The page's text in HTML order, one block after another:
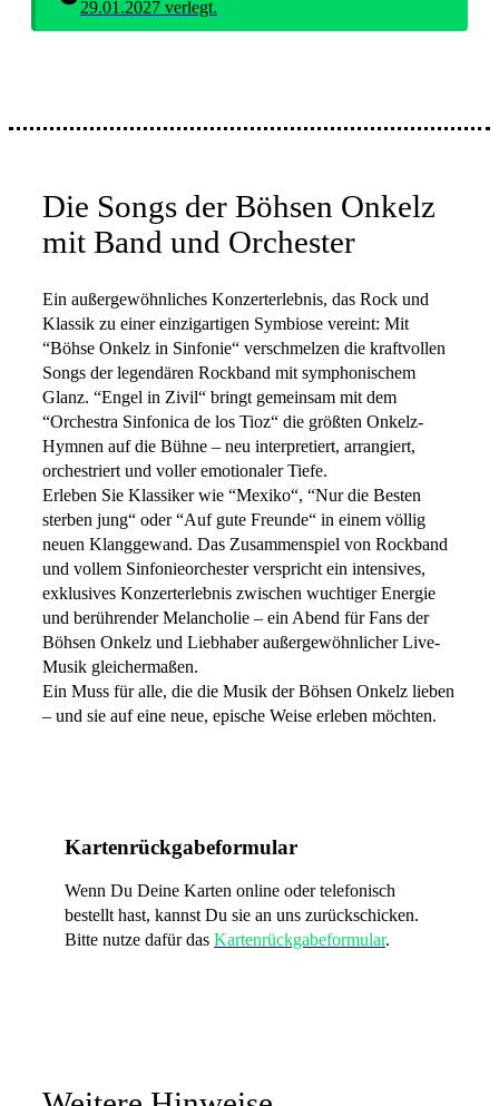
29.01.2027 verlegt.
Die Songs der Böhsen Onkelz
mit Band und Orchester
Ein außergewöhnliches Konzerterlebnis, das Rock und
Klassik zu einer einzigartigen Symbiose vereint: Mit
“Böhse Onkelz in Sinfonie“ verschmelzen die kraftvollen
Songs der legendären Rockband mit symphonischem
Glanz. “Engel in Zivil“ bringt gemeinsam mit dem
“Orchestra Sinfonica de los Tioz“ die größten Onkelz-
Hymnen auf die Bühne – neu interpretiert, arrangiert,
orchestriert und voller emotionaler Tiefe.
Erleben Sie Klassiker wie “Mexiko“, “Nur die Besten
sterben jung“ oder “Auf gute Freunde“ in einem völlig
neuen Klanggewand. Das Zusammenspiel von Rockband
und vollem Sinfonieorchester verspricht ein intensives,
exklusives Konzerterlebnis zwischen wuchtiger Energie
und berührender Melancholie – ein Abend für Fans der
Böhsen Onkelz und Liebhaber außergewöhnlicher Live-
Musik gleichermaßen.
Ein Muss für alle, die die Musik der Böhsen Onkelz lieben
– und sie auf eine neue, epische Weise erleben möchten.
Kartenrückgabeformular
Wenn Du Deine Karten online oder telefonisch
bestellt hast, kannst Du sie an uns zurückschicken.
Bitte nutze dafür das Kartenrückgabeformular.